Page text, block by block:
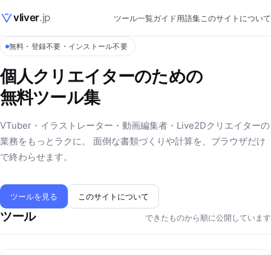
vliver.jp ツール一覧ガイド用語集このサイトについて
無料・登録不要・インストール不要
個人クリエイターのための
無料ツール集
VTuber・イラストレーター・動画編集者・Live2Dクリエイターの
業務をもっとラクに。 面倒な書類づくりや計算を、ブラウザだけ
で終わらせます。
ツールを見る このサイトについて
ツール できたものから順に公開しています